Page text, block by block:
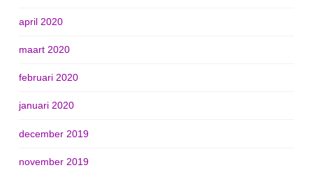
april 2020
maart 2020
februari 2020
januari 2020
december 2019
november 2019